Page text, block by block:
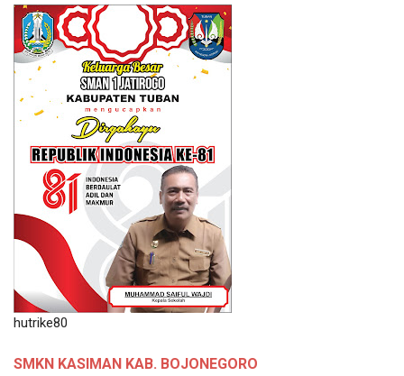
hutrike80
SMKN KASIMAN KAB. BOJONEGORO